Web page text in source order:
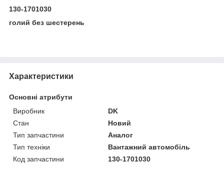
130-1701030
голий без шестерень
Характеристики
Основні атрибути
Виробник
DK
Стан
Новий
Тип запчастини
Аналог
Тип техніки
Вантажний автомобіль
Код запчастини
130-1701030